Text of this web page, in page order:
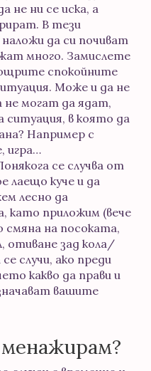
не ни се иска, а
В тези
да си почиват
много. Замислете
спокойните
Може и да не
не могат да ядат,
ситуация, в която да
Например с
игра…
се случва от
лаещо куче и да
лесно да
като приложим (вече
смяна на посоката,
отиване зад кола/
случи, ако преди
какво да прави и
вашите